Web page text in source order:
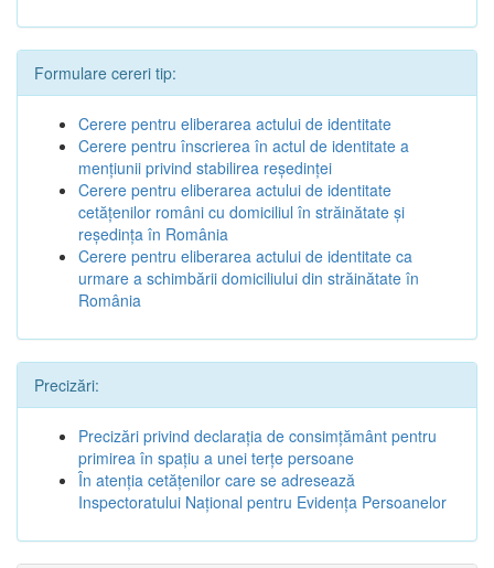
Formulare cereri tip:
Cerere pentru eliberarea actului de identitate
Cerere pentru înscrierea în actul de identitate a
menţiunii privind stabilirea reşedinţei
Cerere pentru eliberarea actului de identitate
cetăţenilor români cu domiciliul în străinătate şi
reşedinţa în România
Cerere pentru eliberarea actului de identitate ca
urmare a schimbării domiciliului din străinătate în
România
Precizări:
Precizări privind declaraţia de consimţământ pentru
primirea în spaţiu a unei terţe persoane
În atenţia cetăţenilor care se adresează
Inspectoratului Naţional pentru Evidenţa Persoanelor